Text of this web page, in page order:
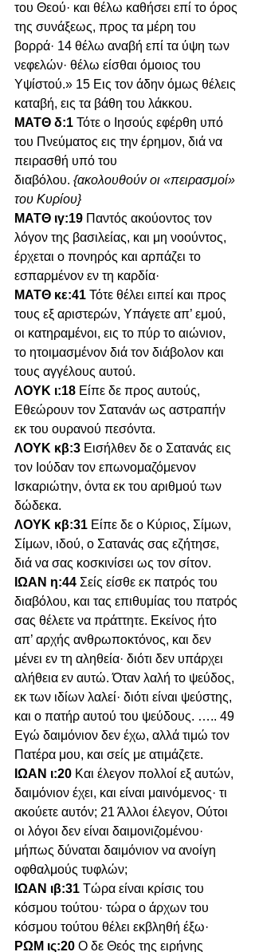
του Θεού· και θέλω καθήσει επί το όρος
της συνάξεως, προς τα μέρη του
βορρά· 14 θέλω αναβή επί τα ύψη των
νεφελών· θέλω είσθαι όμοιος του
Υψίστού.» 15 Εις τον άδην όμως θέλεις
καταβή, εις τα βάθη του λάκκου.
ΜΑΤΘ δ:1 Τότε ο Ιησούς εφέρθη υπό
του Πνεύματος εις την έρημον, διά να
πειρασθή υπό του
διαβόλου. {ακολουθούν οι «πειρασμοί»
του Κυρίου}
ΜΑΤΘ ιγ:19 Παντός ακούοντος τον
λόγον της βασιλείας, και μη νοούντος,
έρχεται ο πονηρός και αρπάζει το
εσπαρμένον εν τη καρδία·
ΜΑΤΘ κε:41 Τότε θέλει ειπεί και προς
τους εξ αριστερών, Υπάγετε απ’ εμού,
οι κατηραμένοι, εις το πύρ το αιώνιον,
το ητοιμασμένον διά τον διάβολον και
τους αγγέλους αυτού.
ΛΟΥΚ ι:18 Είπε δε προς αυτούς,
Εθεώρουν τον Σατανάν ως αστραπήν
εκ του ουρανού πεσόντα.
ΛΟΥΚ κβ:3 Εισήλθεν δε ο Σατανάς εις
τον Ιούδαν τον επωνομαζόμενον
Ισκαριώτην, όντα εκ του αριθμού των
δώδεκα.
ΛΟΥΚ κβ:31 Είπε δε ο Κύριος, Σίμων,
Σίμων, ιδού, ο Σατανάς σας εζήτησε,
διά να σας κοσκινίσει ως τον σίτον.
ΙΩΑΝ η:44 Σείς είσθε εκ πατρός του
διαβόλου, και τας επιθυμίας του πατρός
σας θέλετε να πράττητε. Εκείνος ήτο
απ’ αρχής ανθρωποκτόνος, και δεν
μένει εν τη αληθεία· διότι δεν υπάρχει
αλήθεια εν αυτώ. Όταν λαλή το ψεύδος,
εκ των ιδίων λαλεί· διότι είναι ψεύστης,
και ο πατήρ αυτού του ψεύδους. ….. 49
Εγώ δαιμόνιον δεν έχω, αλλά τιμώ τον
Πατέρα μου, και σείς με ατιμάζετε.
ΙΩΑΝ ι:20 Και έλεγον πολλοί εξ αυτών,
δαιμόνιον έχει, και είναι μαινόμενος· τι
ακούετε αυτόν; 21 Άλλοι έλεγον, Ούτοι
οι λόγοι δεν είναι δαιμονιζομένου·
μήπως δύναται δαιμόνιον να ανοίγη
οφθαλμούς τυφλών;
ΙΩΑΝ ιβ:31 Τώρα είναι κρίσις του
κόσμου τούτου· τώρα ο άρχων του
κόσμου τούτου θέλει εκβληθή έξω·
ΡΩΜ ις:20 Ο δε Θεός της ειρήνης